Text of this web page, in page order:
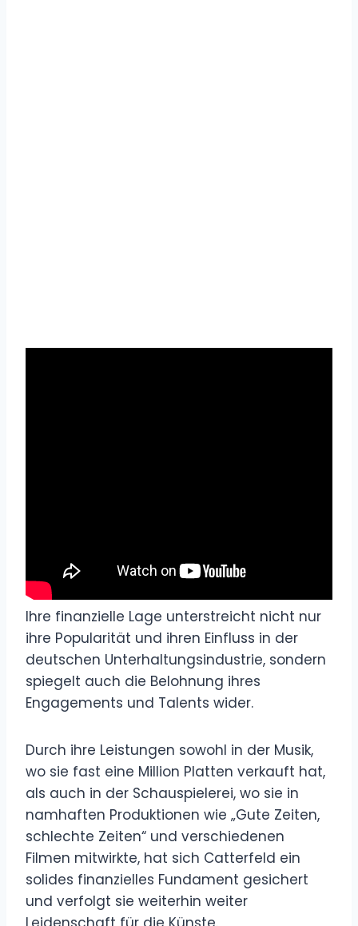
Ihre finanzielle Lage unterstreicht nicht nur
ihre Popularität und ihren Einfluss in der
deutschen Unterhaltungsindustrie, sondern
spiegelt auch die Belohnung ihres
Engagements und Talents wider.
Durch ihre Leistungen sowohl in der Musik,
wo sie fast eine Million Platten verkauft hat,
als auch in der Schauspielerei, wo sie in
namhaften Produktionen wie „Gute Zeiten,
schlechte Zeiten“ und verschiedenen
Filmen mitwirkte, hat sich Catterfeld ein
solides finanzielles Fundament gesichert
und verfolgt sie weiterhin weiter